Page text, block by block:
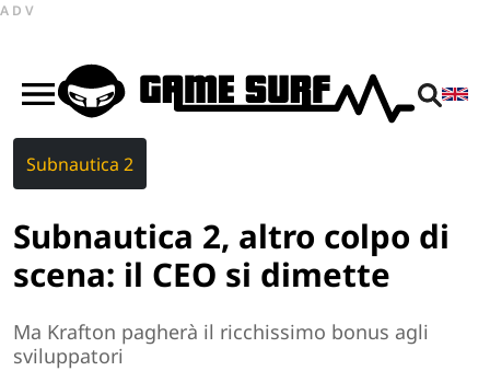
ADV
Subnautica 2
Subnautica 2, altro colpo di
scena: il CEO si dimette
Ma Krafton pagherà il ricchissimo bonus agli
sviluppatori